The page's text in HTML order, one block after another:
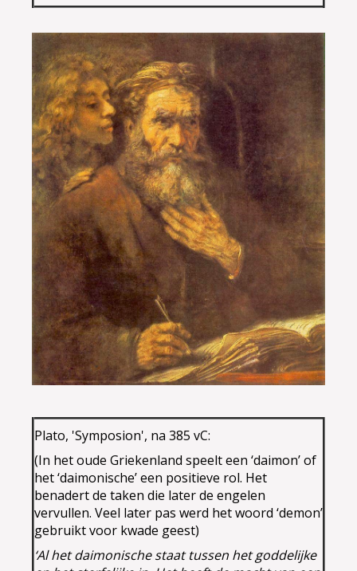
Plato, 'Symposion', na 385 vC:
(In het oude Griekenland speelt een ‘daimon’ of
het ‘daimonische’ een positieve rol. Het
benadert de taken die later de engelen
vervullen. Veel later pas werd het woord ‘demon’
gebruikt voor kwade geest)
‘Al het daimonische staat tussen het goddelijke